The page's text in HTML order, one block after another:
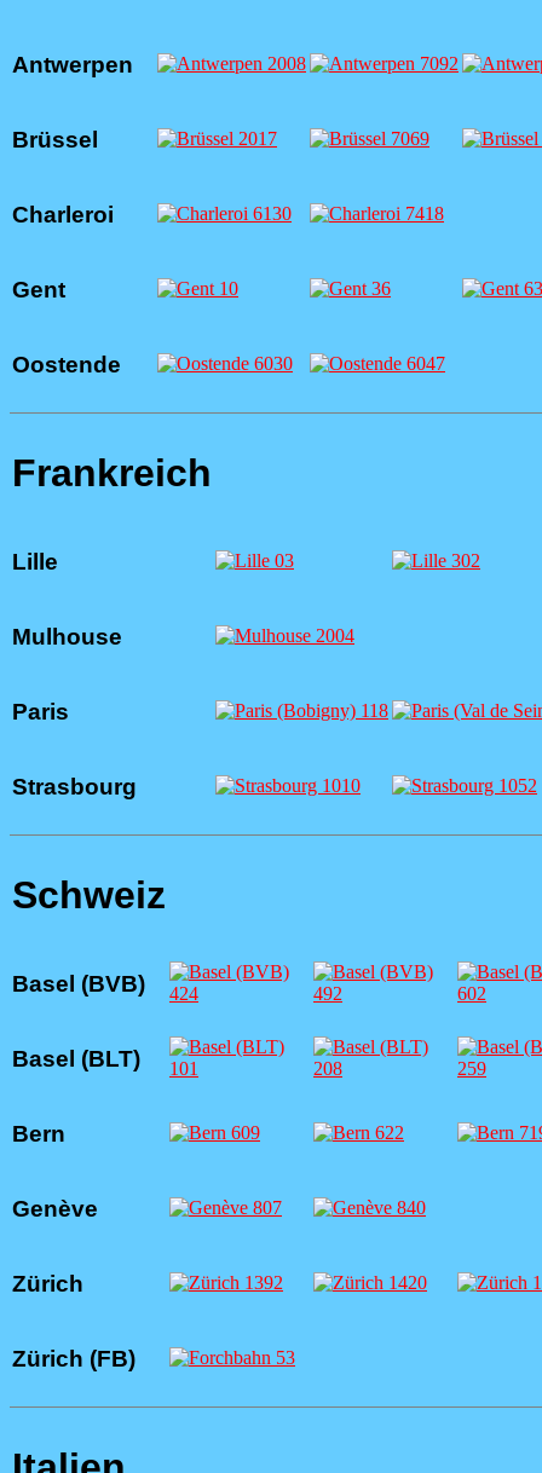
Antwerpen
Brüssel
Charleroi
Gent
Oostende
Frankreich
Lille
Mulhouse
Paris
Strasbourg
Schweiz
Basel (BVB)
Basel (BLT)
Bern
Genève
Zürich
Zürich (FB)